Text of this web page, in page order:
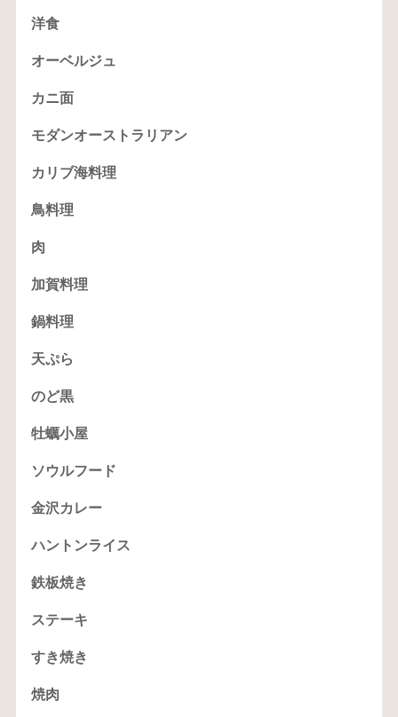
洋食
オーベルジュ
カニ面
モダンオーストラリアン
カリブ海料理
鳥料理
肉
加賀料理
鍋料理
天ぷら
のど黒
牡蠣小屋
ソウルフード
金沢カレー
ハントンライス
鉄板焼き
ステーキ
すき焼き
焼肉